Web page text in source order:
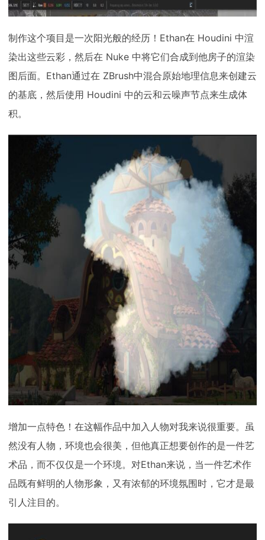
制作这个项目是一次阳光般的经历！Ethan在 Houdini 中渲
染出这些云彩，然后在 Nuke 中将它们合成到他房子的渲染
图后面。Ethan通过在 ZBrush中混合原始地理信息来创建云
的基底，然后使用 Houdini 中的云和云噪声节点来生成体
积。
增加一点特色！在这幅作品中加入人物对我来说很重要。虽
然没有人物，环境也会很美，但他真正想要创作的是一件艺
术品，而不仅仅是一个环境。对Ethan来说，当一件艺术作
品既有鲜明的人物形象，又有浓郁的环境氛围时，它才是最
引人注目的。